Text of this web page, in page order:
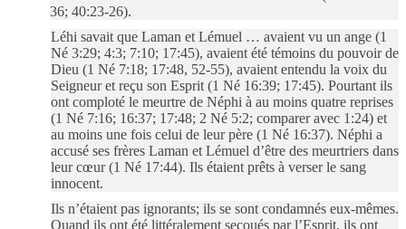
36; 40:23-26).
Léhi savait que Laman et Lémuel … avaient vu un ange (1
Né 3:29; 4:3; 7:10; 17:45), avaient été témoins du pouvoir de
Dieu (1 Né 7:18; 17:48, 52-55), avaient entendu la voix du
Seigneur et reçu son Esprit (1 Né 16:39; 17:45). Pourtant ils
ont comploté le meurtre de Néphi à au moins quatre reprises
(1 Né 7:16; 16:37; 17:48; 2 Né 5:2; comparer avec 1:24) et
au moins une fois celui de leur père (1 Né 16:37). Néphi a
accusé ses frères Laman et Lémuel d’être des meurtriers dans
leur cœur (1 Né 17:44). Ils étaient prêts à verser le sang
innocent.
Ils n’étaient pas ignorants; ils se sont condamnés eux-mêmes.
Quand ils ont été littéralement secoués par l’Esprit, ils ont